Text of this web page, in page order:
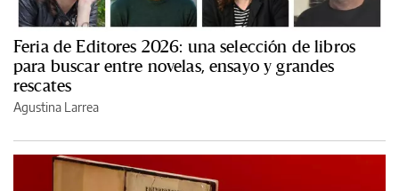
Feria de Editores 2026: una selección de libros
para buscar entre novelas, ensayo y grandes
rescates
Agustina Larrea